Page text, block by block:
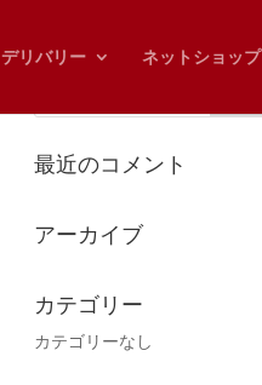
デリバリー ネットショップ
最近のコメント
アーカイブ
カテゴリー
カテゴリーなし